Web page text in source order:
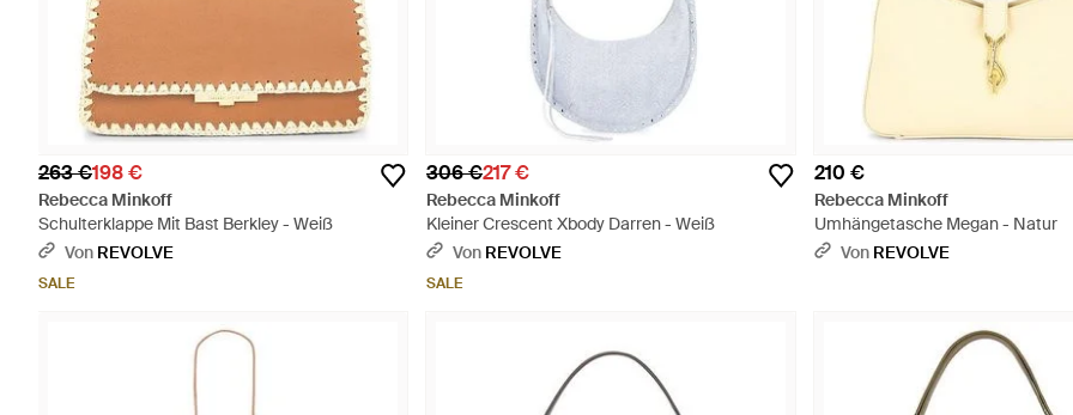
263 €198 €
Rebecca Minkoff
Schulterklappe Mit Bast Berkley - Weiß
Von REVOLVE
SALE
306 €217 €
Rebecca Minkoff
Kleiner Crescent Xbody Darren - Weiß
Von REVOLVE
SALE
210 €
Rebecca Minkoff
Umhängetasche Megan - Natur
Von REVOLVE